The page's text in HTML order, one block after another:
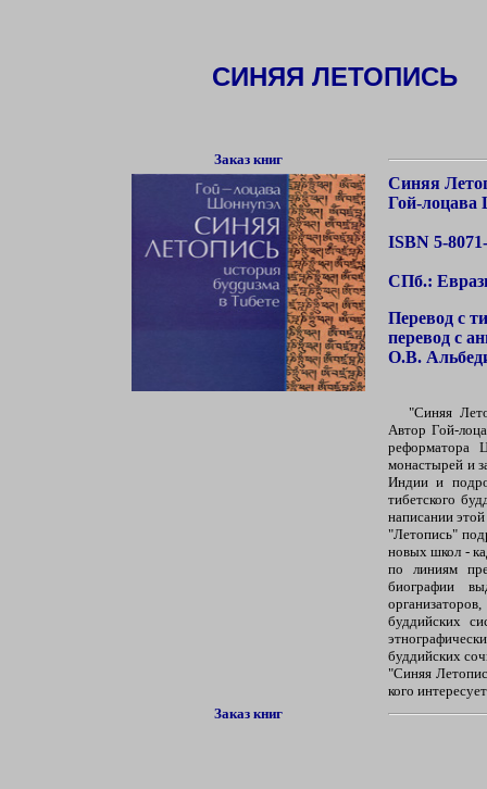
СИНЯЯ ЛЕТОПИСЬ
Заказ книг
Синяя
Гой-лоцава
ISBN 5-
СПб.:
Перевод с
перевод с
О.В.
"Синяя
Автор Гой-
реформатора
монастырей и
Индии и
тибетского
написании этой
"Летопись"
новых школ -
по линиям
биографии
буддийских
буддийских
"Синяя
кого
Заказ книг